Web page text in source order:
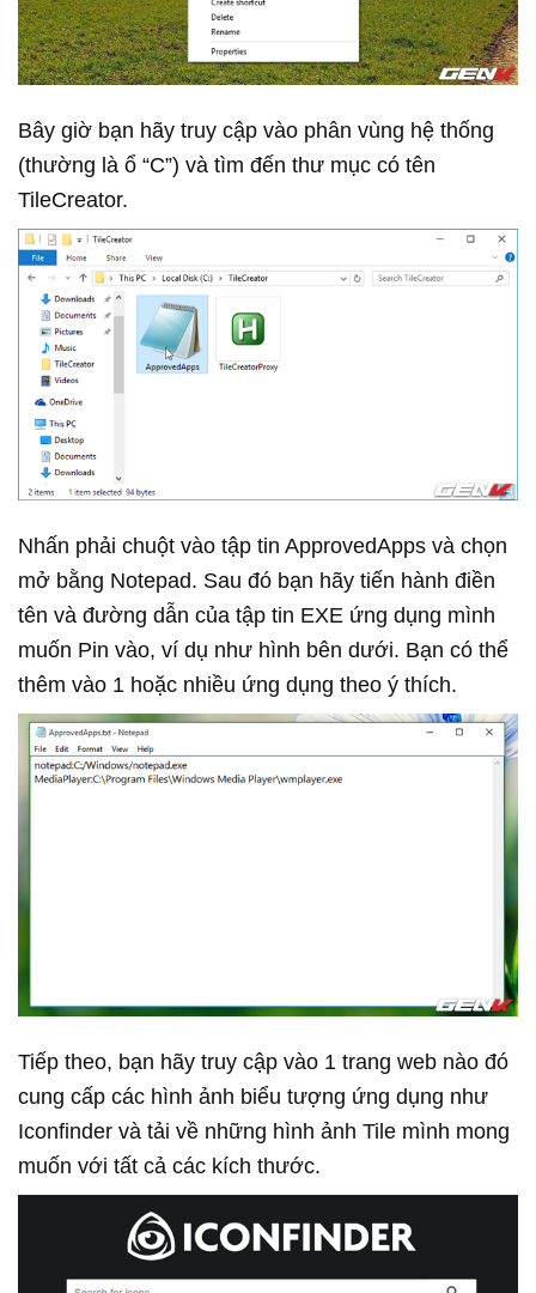
Bây giờ bạn hãy truy cập vào phân vùng hệ thống
(thường là ổ “C”) và tìm đến thư mục có tên
TileCreator.
Nhấn phải chuột vào tập tin ApprovedApps và chọn
mở bằng Notepad. Sau đó bạn hãy tiến hành điền
tên và đường dẫn của tập tin EXE ứng dụng mình
muốn Pin vào, ví dụ như hình bên dưới. Bạn có thể
thêm vào 1 hoặc nhiều ứng dụng theo ý thích.
Tiếp theo, bạn hãy truy cập vào 1 trang web nào đó
cung cấp các hình ảnh biểu tượng ứng dụng như
Iconfinder và tải về những hình ảnh Tile mình mong
muốn với tất cả các kích thước.